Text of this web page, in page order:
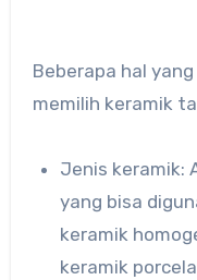
Beberapa hal
memilih keramik
Jenis keramik:
yang bisa
keramik
keramik